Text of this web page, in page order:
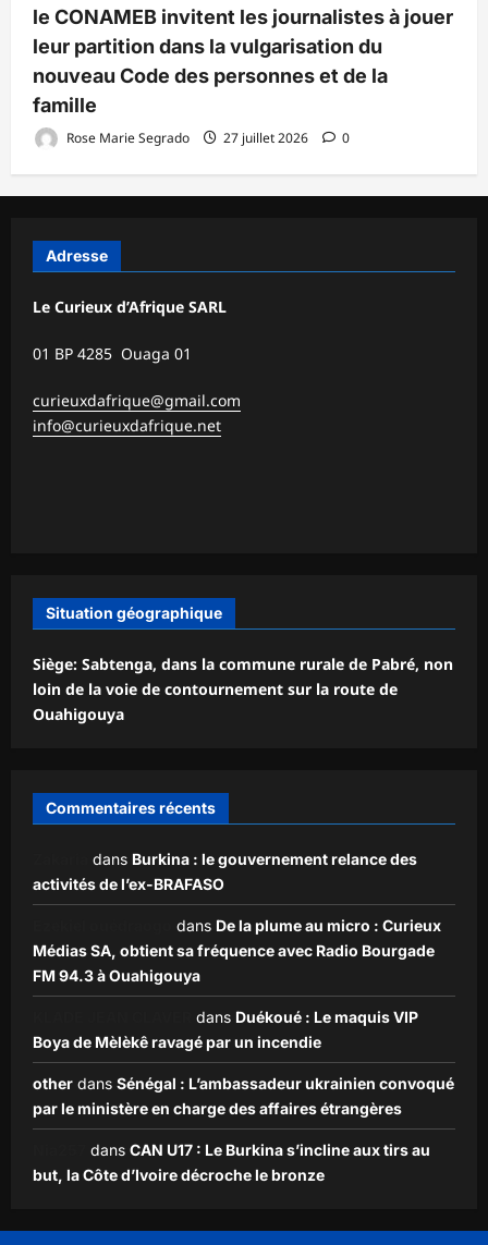
le CONAMEB invitent les journalistes à jouer
leur partition dans la vulgarisation du
nouveau Code des personnes et de la
famille
Rose Marie Segrado 27 juillet 2026 0
Adresse
Le Curieux d’Afrique SARL
01 BP 4285 Ouaga 01
curieuxdafrique@gmail.com
info@curieuxdafrique.net
Situation géographique
Siège: Sabtenga, dans la commune rurale de Pabré, non
loin de la voie de contournement sur la route de
Ouahigouya
Commentaires récents
dans Burkina : le gouvernement relance des
activités de l’ex-BRAFASO
dans De la plume au micro : Curieux
Médias SA, obtient sa fréquence avec Radio Bourgade
FM 94.3 à Ouahigouya
dans Duékoué : Le maquis VIP
Boya de Mèlèkê ravagé par un incendie
other dans Sénégal : L’ambassadeur ukrainien convoqué
par le ministère en charge des affaires étrangères
dans CAN U17 : Le Burkina s’incline aux tirs au
but, la Côte d’Ivoire décroche le bronze